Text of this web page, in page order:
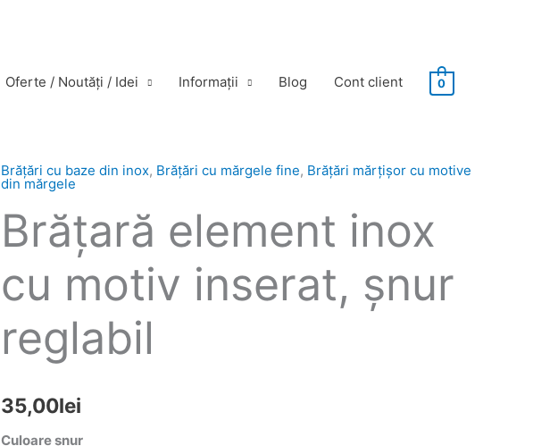
Oferte / Noutăţi / Idei Informații Blog Cont client 0
Brăţări cu baze din inox, Brățări cu mărgele fine, Brăţări mărţişor cu motive
din mărgele
Brăţară element inox
cu motiv inserat, șnur
reglabil
35,00lei
Culoare șnur
Cantitate
element
inox
cu
motiv
șnur